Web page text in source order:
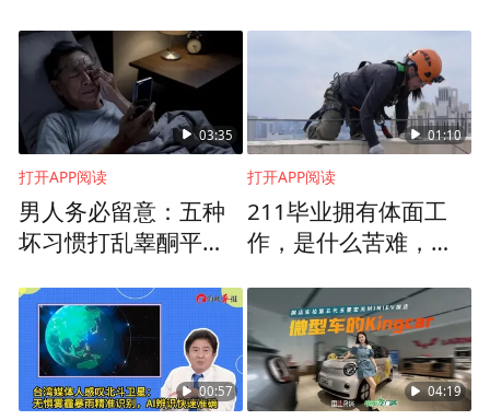
03:35
打开APP阅读
男人务必留意：五种
坏习惯打乱睾酮平
命
01:10
打开APP阅读
211毕业拥有体面工
作，是什么苦难，逼
换钱？
00:57 04:19